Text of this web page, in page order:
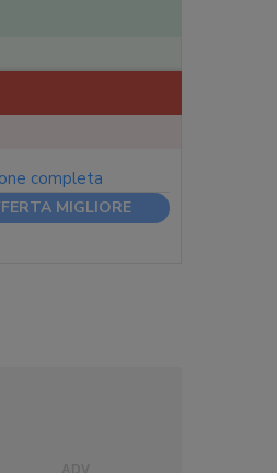
completa
MIGLIORE